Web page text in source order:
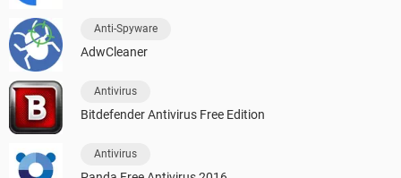
Anti-Spyware
AdwCleaner
Antivirus
Bitdefender Antivirus Free Edition
Antivirus